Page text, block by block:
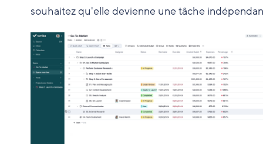
souhaitez qu'elle devienne une tâche